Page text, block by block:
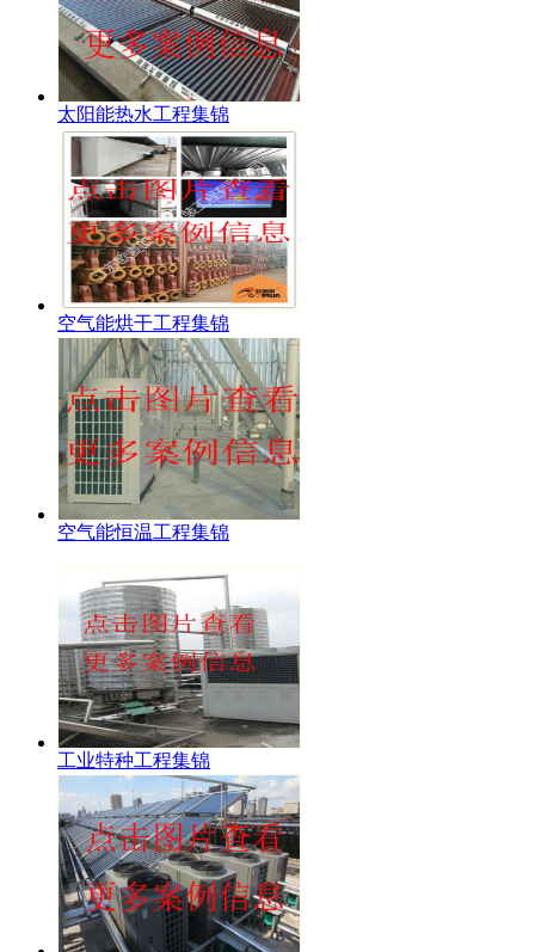
太阳能热水工程集锦
空气能烘干工程集锦
空气能恒温工程集锦
工业特种工程集锦